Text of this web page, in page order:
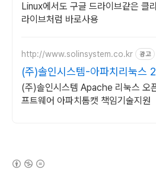
Linux에서도 구글 드라이브같은 클
라이브처럼 바로사용
http://www.solinsystem.co.kr 광고
(주)솔인시스템-아파치리눅스
상 기술지원 노하우
(주)솔인시스템 Apache 리눅스 오
프트웨어 아파치톰캣 책임기술지원